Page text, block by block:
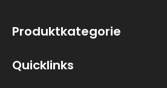
Produktkategorie
Quicklinks